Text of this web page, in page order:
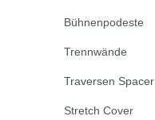
Bühnenpodeste
Trennwände
Traversen Spacer
Stretch Cover